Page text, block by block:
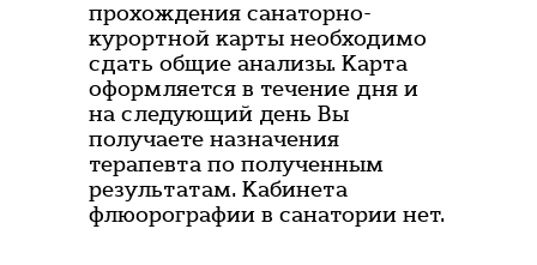
прохождения санаторно-
курортной карты необходимо
сдать общие анализы. Карта
оформляется в течение дня и
на следующий день Вы
получаете назначения
терапевта по полученным
результатам. Кабинета
флюорографии в санатории нет.